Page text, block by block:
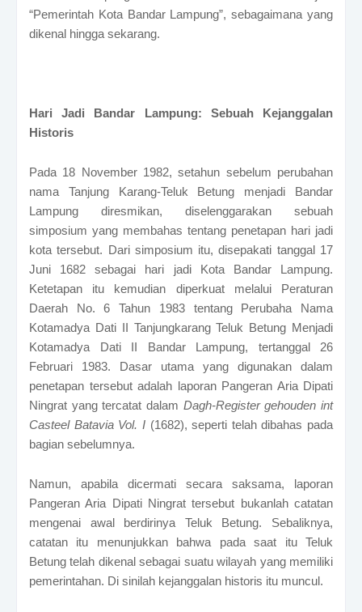
“Pemerintah Kota Bandar Lampung”, sebagaimana yang
dikenal hingga sekarang.
Hari Jadi Bandar Lampung: Sebuah Kejanggalan
Historis
Pada 18 November 1982, setahun sebelum perubahan
nama Tanjung Karang-Teluk Betung menjadi Bandar
Lampung diresmikan, diselenggarakan sebuah
simposium yang membahas tentang penetapan hari jadi
kota tersebut. Dari simposium itu, disepakati tanggal 17
Juni 1682 sebagai hari jadi Kota Bandar Lampung.
Ketetapan itu kemudian diperkuat melalui Peraturan
Daerah No. 6 Tahun 1983 tentang Perubaha Nama
Kotamadya Dati II Tanjungkarang Teluk Betung Menjadi
Kotamadya Dati II Bandar Lampung, tertanggal 26
Februari 1983. Dasar utama yang digunakan dalam
penetapan tersebut adalah laporan Pangeran Aria Dipati
Ningrat yang tercatat dalam Dagh-Register gehouden int
Casteel Batavia Vol. I (1682), seperti telah dibahas pada
bagian sebelumnya.
Namun, apabila dicermati secara saksama, laporan
Pangeran Aria Dipati Ningrat tersebut bukanlah catatan
mengenai awal berdirinya Teluk Betung. Sebaliknya,
catatan itu menunjukkan bahwa pada saat itu Teluk
Betung telah dikenal sebagai suatu wilayah yang memiliki
pemerintahan. Di sinilah kejanggalan historis itu muncul.